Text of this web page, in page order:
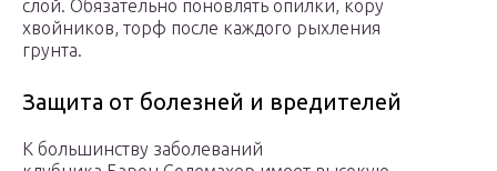
слой. Обязательно поновлять опилки, кору
хвойников, торф после каждого рыхления
грунта.
Защита от болезней и вредителей
К большинству заболеваний